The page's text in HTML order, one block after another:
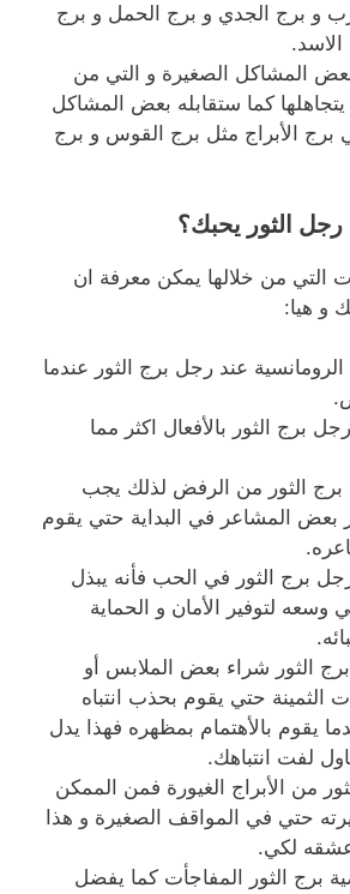
و برج الجدي و برج الحمل و برج
الاسد.
المشاكل الصغيرة و التي من
كما ستقابله بعض المشاكل
برج الأبراج مثل برج القوس و برج
الثور يحبك؟
التي من خلالها يمكن معرفة ان
و هيا:
عند رجل برج الثور عندما
برج الثور بالأفعال اكثر مما
الثور من الرفض لذلك يجب
بعض المشاعر في البداية حتي يقوم
برج الثور في الحب فأنه يبذل
وسعه لتوفير الأمان و الحماية
الثور شراء بعض الملابس أو
الثمينة حتي يقوم بحذب انتباه
يقوم بالأهتمام بمظهره فهذا يدل
لفت انتباهك.
من الأبراج الغيورة فمن الممكن
حتي في المواقف الصغيرة و هذا
لكي.
برج الثور المفاجأت كما يفضل